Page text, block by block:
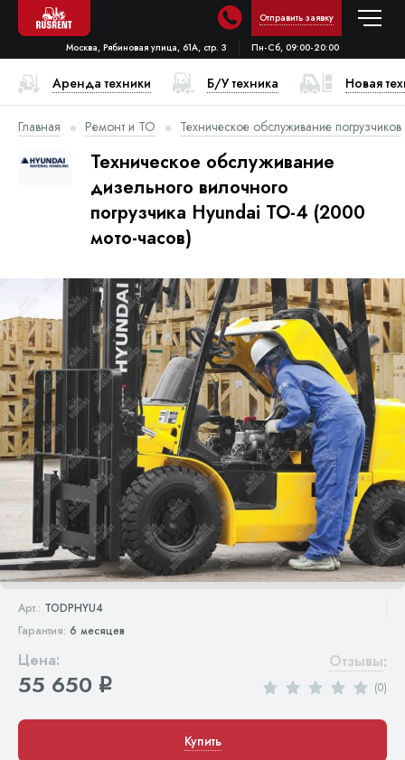
Отправить заявку
Москва, Рябиновая улица, 61А, стр. 3 Пн-Сб, 09:00-20:00
Аренда техники Б/У техника Новая
Главная Ремонт и ТО Техническое обслуживание погрузчиков
Техническое обслуживание
дизельного вилочного
погрузчика Hyundai ТО-4 (2000
мото-часов)
Арт.: TODPHYU4
Гарантия: 6 месяцев
Цена:
55 650 q
Отзывы:
(0)
Купить